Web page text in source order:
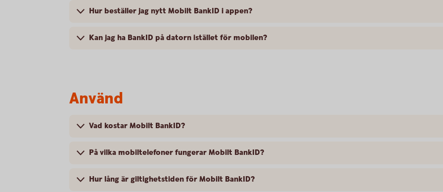
Hur beställer jag nytt Mobilt BankID i appen?
Kan jag ha BankID på datorn istället för mobilen?
Använd
Vad kostar Mobilt BankID?
På vilka mobiltelefoner fungerar Mobilt BankID?
Hur lång är giltighetstiden för Mobilt BankID?